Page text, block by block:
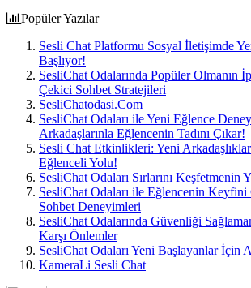
Popüler Yazılar
Sesli Chat Platformu Sosyal İletişimde
Başlıyor!
SesliChat Odalarında Popüler Olmanın
Çekici Sohbet Stratejileri
SesliChatodasi.Com
SesliChat Odaları ile Yeni Eğlence
Arkadaşlarınla Eğlencenin Tadını Çıkar!
Sesli Chat Etkinlikleri: Yeni
Eğlenceli Yolu!
SesliChat Odaları Sırlarını Keşfetmenin
SesliChat Odaları ile Eğlencenin Keyfini
Sohbet Deneyimleri
SesliChat Odalarında Güvenliği
Karşı Önlemler
SesliChat Odaları Yeni Başlayanlar İçin
KameraLi Sesli Chat